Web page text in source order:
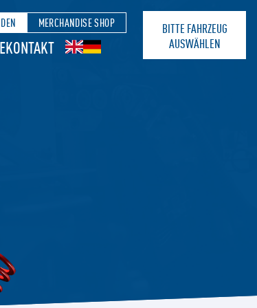
MERCHANDISE SHOP
KONTAKT
BITTE FAHRZEUG
AUSWÄHLEN